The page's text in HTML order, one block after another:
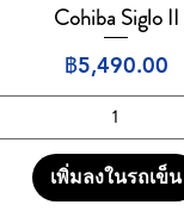
ดูข้อมูลด่วน
Cohiba Siglo II
ราคา
฿5,490.00
เพิ่มลงในรถเข็น